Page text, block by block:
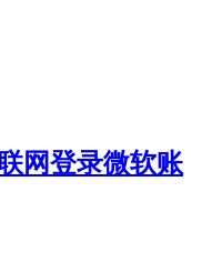
网登录微软账